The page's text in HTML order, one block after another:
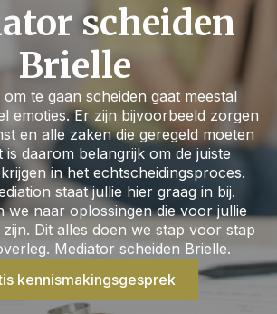
scheiden
Brielle
om te gaan scheiden gaat meestal
emoties. Er zijn bijvoorbeeld zorgen
en alle zaken die geregeld moeten
is daarom belangrijk om de juiste
in het echtscheidingsproces.
staat jullie hier graag in bij.
we naar oplossingen die voor jullie
Dit alles doen we stap voor stap
Mediator scheiden Brielle.
kennismakingsgesprek